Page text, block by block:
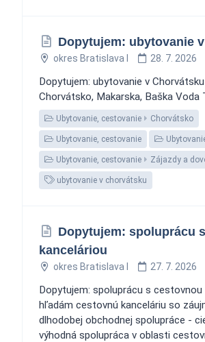
Dopytujem: ubytovanie
okres Bratislava I 28. 7. 2026
Dopytujem: ubytovanie v
Chorvátsko, Makarska, Baška Voda
Ubytovanie, cestovanie Chorvátsko
Ubytovanie, cestovanie
Ubytovanie, cestovanie Zájazdy a
ubytovanie v chorvátsku
Dopytujem: spoluprácu
kanceláriou
okres Bratislava I 27. 7. 2026
Dopytujem: spoluprácu s cestovnou
hľadám cestovnú kanceláriu so
dlhodobej obchodnej spolupráce -
výhodná spolupráca v oblasti